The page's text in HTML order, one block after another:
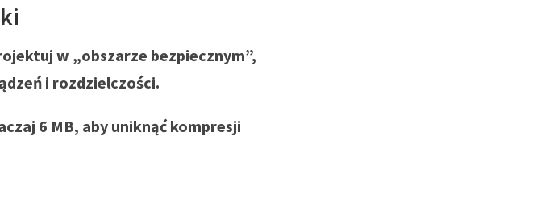
w „obszarze bezpiecznym”,
i rozdzielczości.
6 MB, aby uniknąć kompresji